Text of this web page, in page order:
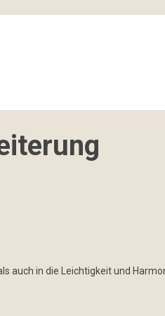
auch in die Leichtigkeit und